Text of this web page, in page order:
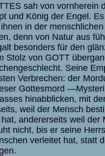
sah von vornherein
und König der Engel.
in der
denn von Natur aus
besonders für den
Stolz von GOTT
Seine
Verbrechen: der
Gottesmord
hinabblicken, mit
weil der Mensch
andererseits weil
nicht, bis er seine
verleitet hat, statt